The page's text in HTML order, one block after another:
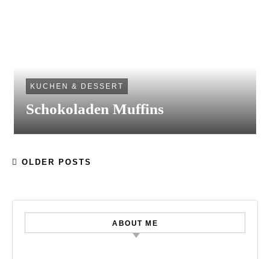
KUCHEN & DESSERT
Schokoladen Muffins
OLDER POSTS
ABOUT ME